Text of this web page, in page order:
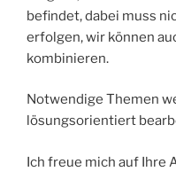
befindet, dabei muss
erfolgen, wir können
kombinieren.
Notwendige Themen
lösungsorientiert
Ich freue mich auf Ihre